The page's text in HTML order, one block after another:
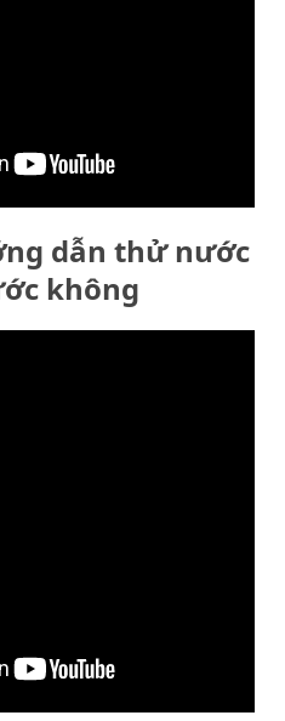
dẫn thử nước
không